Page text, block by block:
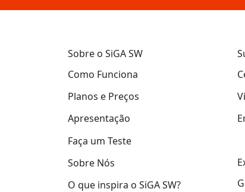
Sobre o SiGA SW
Como Funciona
Planos e Preços
Apresentação
Faça um Teste
Sobre Nós
O que inspira o SiGA SW?